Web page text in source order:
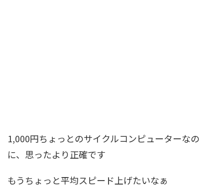
1,000円ちょっとのサイクルコンピューターなの
に、思ったより正確です
もうちょっと平均スピード上げたいなぁ